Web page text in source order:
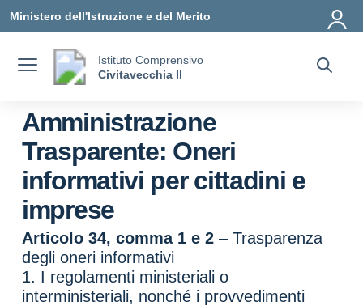
Ministero dell'Istruzione e del Merito
Istituto Comprensivo
Civitavecchia II
Amministrazione
Trasparente: Oneri
informativi per cittadini e
imprese
Articolo 34, comma 1 e 2 – Trasparenza
degli oneri informativi
1. I regolamenti ministeriali o
interministeriali, nonché i provvedimenti